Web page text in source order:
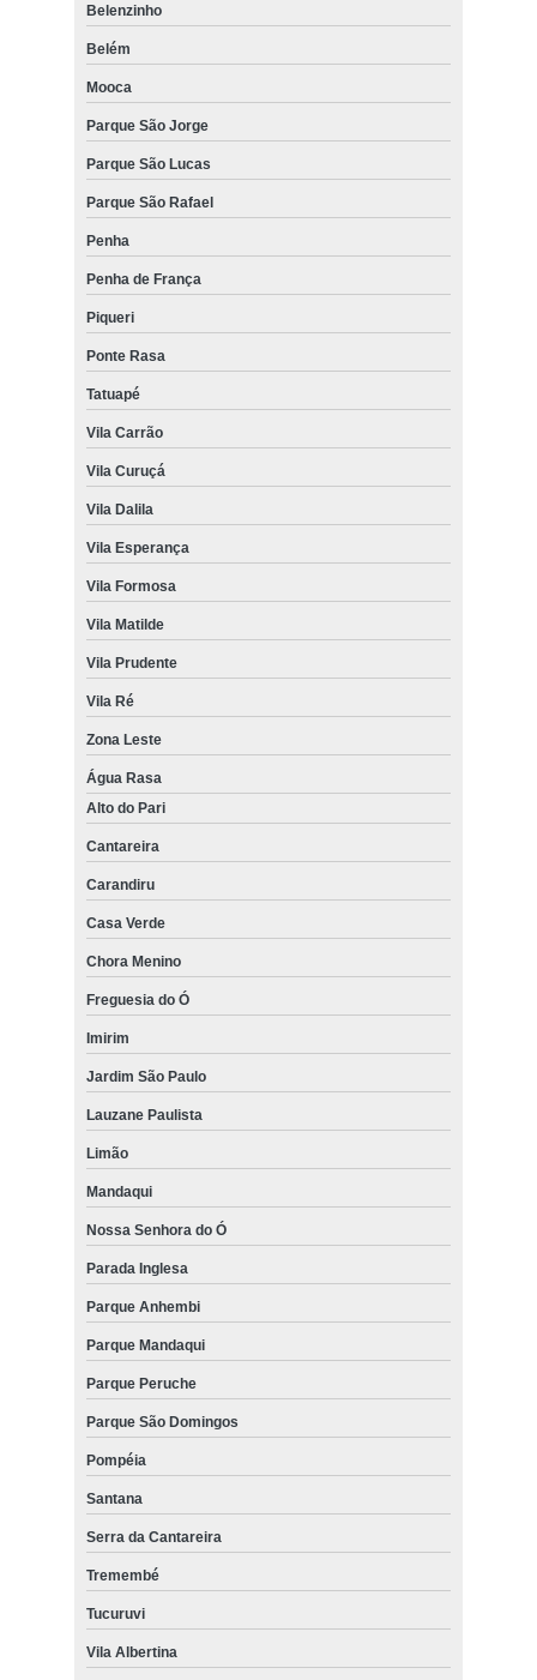
Belenzinho
Belém
Mooca
Parque São Jorge
Parque São Lucas
Parque São Rafael
Penha
Penha de França
Piqueri
Ponte Rasa
Tatuapé
Vila Carrão
Vila Curuçá
Vila Dalila
Vila Esperança
Vila Formosa
Vila Matilde
Vila Prudente
Vila Ré
Zona Leste
Água Rasa
Alto do Pari
Cantareira
Carandiru
Casa Verde
Chora Menino
Freguesia do Ó
Imirim
Jardim São Paulo
Lauzane Paulista
Limão
Mandaqui
Nossa Senhora do Ó
Parada Inglesa
Parque Anhembi
Parque Mandaqui
Parque Peruche
Parque São Domingos
Pompéia
Santana
Serra da Cantareira
Tremembé
Tucuruvi
Vila Albertina